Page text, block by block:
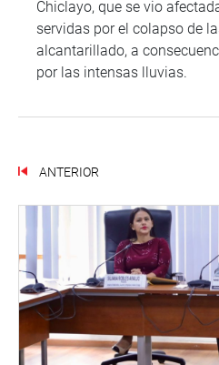
Chiclayo, que se vio
servidas por el colapso de
alcantarillado, a
por las intensas lluvias.
ANTERIOR